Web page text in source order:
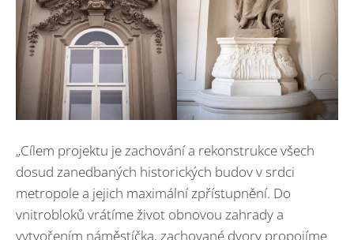
„Cílem projektu je zachování a rekonstrukce všech
dosud zanedbaných historických budov v srdci
metropole a jejich maximální zpřístupnění. Do
vnitrobloků vrátíme život obnovou zahrady a
vytvořením náměstíčka, zachované dvory propojíme